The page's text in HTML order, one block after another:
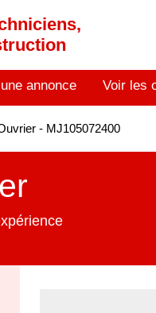
annonce Voir les
- MJ105072400